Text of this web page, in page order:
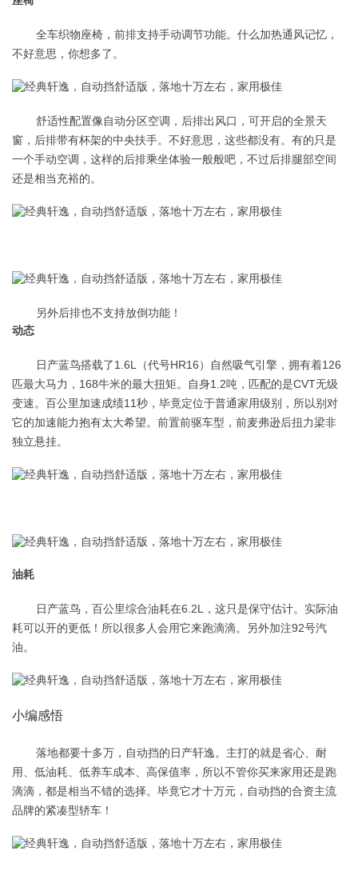
全车织物座椅，前排支持手动调节功能。什么加热通风记忆，
不好意思，你想多了。
舒适性配置像自动分区空调，后排出风口，可开启的全景天
窗，后排带有杯架的中央扶手。不好意思，这些都没有。有的只是
一个手动空调，这样的后排乘坐体验一般般吧，不过后排腿部空间
还是相当充裕的。
另外后排也不支持放倒功能！
动态
日产蓝鸟搭载了1.6L（代号HR16）自然吸气引擎，拥有着126
匹最大马力，168牛米的最大扭矩。自身1.2吨，匹配的是CVT无级
变速。百公里加速成绩11秒，毕竟定位于普通家用级别，所以别对
它的加速能力抱有太大希望。前置前驱车型，前麦弗逊后扭力梁非
独立悬挂。
油耗
日产蓝鸟，百公里综合油耗在6.2L，这只是保守估计。实际油
耗可以开的更低！所以很多人会用它来跑滴滴。另外加注92号汽
油。
小编感悟
落地都要十多万，自动挡的日产轩逸。主打的就是省心、耐
用、低油耗、低养车成本、高保值率，所以不管你买来家用还是跑
滴滴，都是相当不错的选择。毕竟它才十万元，自动挡的合资主流
品牌的紧凑型轿车！